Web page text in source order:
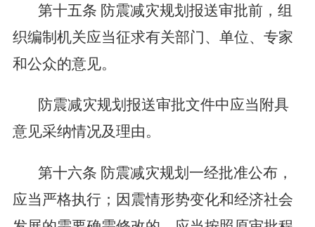
第十五条 防震减灾规划报送审批前，组
织编制机关应当征求有关部门、单位、专家
和公众的意见。
防震减灾规划报送审批文件中应当附具
意见采纳情况及理由。
第十六条 防震减灾规划一经批准公布，
应当严格执行；因震情形势变化和经济社会